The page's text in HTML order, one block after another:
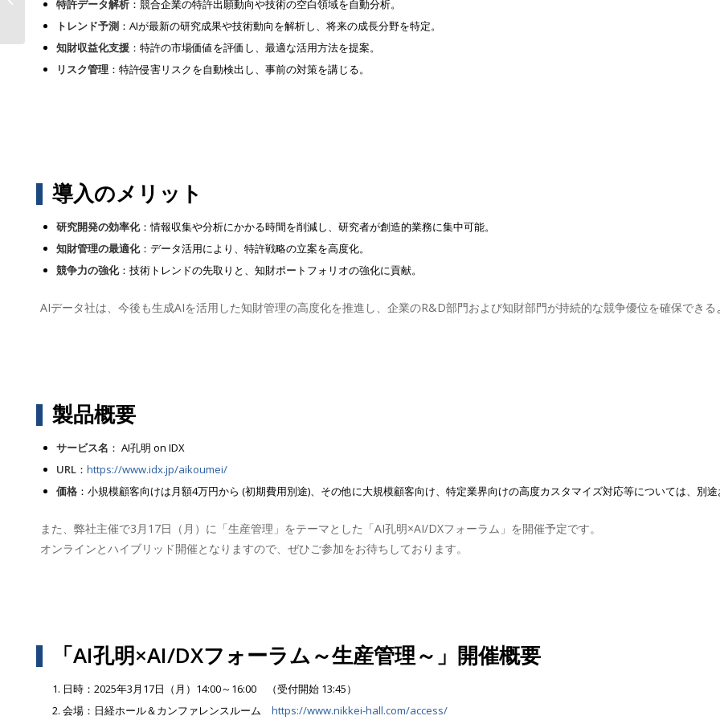
特許データ解析 ：競合企業の特許出願動向や技術の空白領域を自動分析。
トレンド予測 ：AIが最新の研究成果や技術動向を解析し、将来の成長分野を特定。
知財収益化支援 ：特許の市場価値を評価し、最適な活用方法を提案。
リスク管理 ：特許侵害リスクを自動検出し、事前の対策を講じる。
導入のメリット
研究開発の効率化：情報収集や分析にかかる時間を削減し、研究者が創造的業務に集中可能。
知財管理の最適化：データ活用により、特許戦略の立案を高度化。
競争力の強化：技術トレンドの先取りと、知財ポートフォリオの強化に貢献。
AIデータ社は、今後も生成AIを活用した知財管理の高度化を推進し、企業のR&D部門および知財部門が持続的な競争優位を確保できる
製品概要
サービス名 ： AI孔明 on IDX
URL ： https://www.idx.jp/aikoumei/
価格 ：小規模顧客向けは月額4万円から (初期費用別途)、その他に大規模顧客向け、特定業界向けの高度カスタマイズ対応等については、別途
また、弊社主催で3月17日（月）に「生産管理」をテーマとした「AI孔明×AI/DXフォーラム」を開催予定です。
オンラインとハイブリッド開催となりますので、ぜひご参加をお待ちしております。
「AI孔明×AI/DXフォーラム～生産管理～」開催概要
日時：2025年3月17日（月）14:00～16:00 （受付開始 13:45）
会場：日経ホール＆カンファレンスルーム https://www.nikkei-hall.com/access/
ワンプラットフォーム登場...